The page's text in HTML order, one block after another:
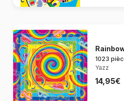
1023
Yazz
14,95€